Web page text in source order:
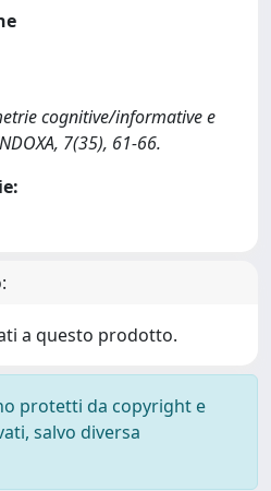
cognitive/informative e
7(35), 61-66.
a questo prodotto.
protetti da copyright e
salvo diversa